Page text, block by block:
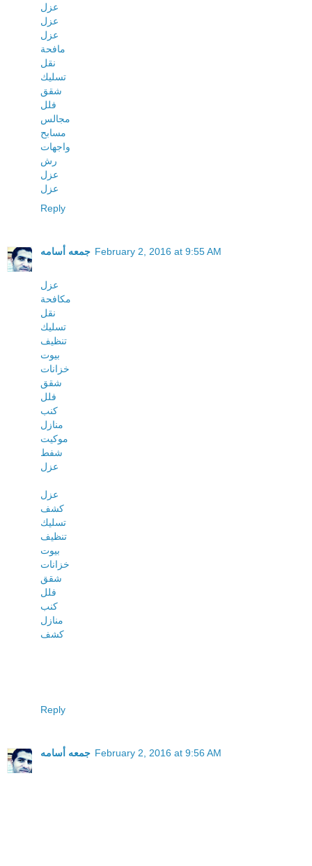
عزل
عزل
عزل
مافحة
نقل
تسليك
شقق
فلل
مجالس
مسابح
واجهات
رش
عزل
عزل
Reply
جمعه أسامه February 2, 2016 at 9:55 AM
عزل
مكافحة
نقل
تسليك
تنظيف
بيوت
خزانات
شقق
فلل
كنب
منازل
موكيت
شفط
عزل
عزل
كشف
تسليك
تنظيف
بيوت
خزانات
شقق
فلل
كنب
منازل
كشف
Reply
جمعه أسامه February 2, 2016 at 9:56 AM